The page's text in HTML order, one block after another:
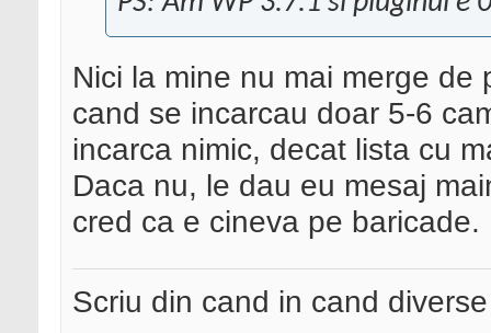
Nici la mine nu mai merge
cand se incarcau doar 5-6
incarca nimic, decat lista cu
Daca nu, le dau eu mesaj
cred ca e cineva pe baricade.
Scriu din cand in cand